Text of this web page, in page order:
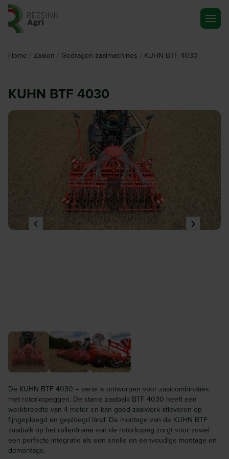
Home / Zaaien / Gedragen zaaimachines / KUHN BTF 4030
KUHN BTF 4030
De KUHN BTF 4030 – serie is ontworpen voor zaaicombinaties
met rotorkopeggen. De starre zaaibalk BTF 4030 heeft een
werkbreedte van 4 meter en kan goed zaaiwerk afleveren op
fijngeploegd en geploegd land. De montage van de KUHN BTF
zaaibalk op het rollenframe van de rotorkopeg zorgt voor zowel
een perfecte integratie als een snelle en eenvoudige montage en
demontage.